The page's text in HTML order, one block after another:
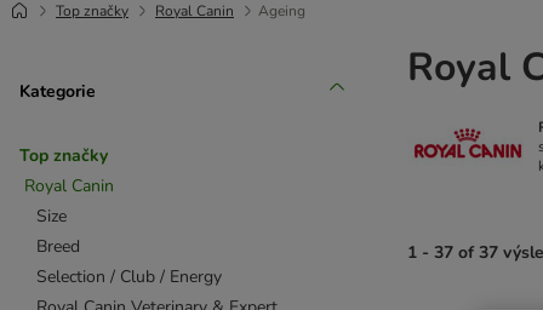
Top značky Royal Canin Ageing
Kategorie
Top značky
Royal Canin
Size
Breed
Selection / Club / Energy
Royal
1 - 37 of 37